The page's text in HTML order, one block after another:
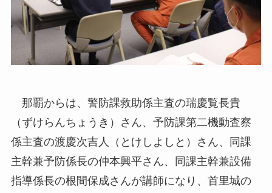
那覇からは、警防課救助係主査の瑞慶覧長貴
（ずけらんちょうき）さん、予防課第二機動査察
係主査の渡慶次吉人（とけしよしと）さん、同課
主幹兼予防係長の仲本興平さん、同課主幹兼設備
指導係長の根間保成さんが講師になり、首里城の